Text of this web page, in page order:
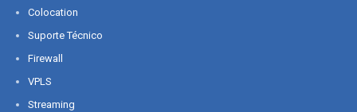
Colocation
Suporte Técnico
Firewall
VPLS
Streaming